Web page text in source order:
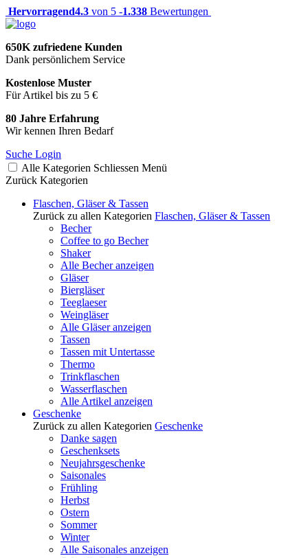
Hervorragend4.3 von 5 -1.338 Bewertungen
650K zufriedene Kunden
Dank persönlichem Service
Kostenlose Muster
Für Artikel bis zu 5 €
80 Jahre Erfahrung
Wir kennen Ihren Bedarf
Suche Login
Alle Kategorien Schliessen Menü
Zurück Kategorien
Flaschen, Gläser & Tassen
Zurück zu allen Kategorien Flaschen, Gläser & Tassen
Becher
Coffee to go Becher
Shaker
Alle Becher anzeigen
Gläser
Biergläser
Teeglaeser
Weingläser
Alle Gläser anzeigen
Tassen
Tassen mit Untertasse
Thermo
Trinkflaschen
Wasserflaschen
Alle Artikel anzeigen
Geschenke
Zurück zu allen Kategorien Geschenke
Danke sagen
Geschenksets
Neujahrsgeschenke
Saisonales
Frühling
Herbst
Ostern
Sommer
Winter
Alle Saisonales anzeigen